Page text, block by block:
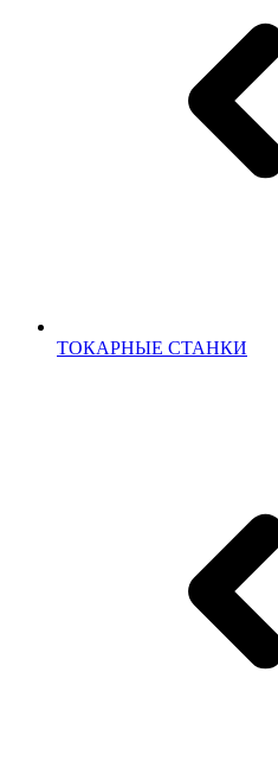
ТОКАРНЫЕ СТАНКИ